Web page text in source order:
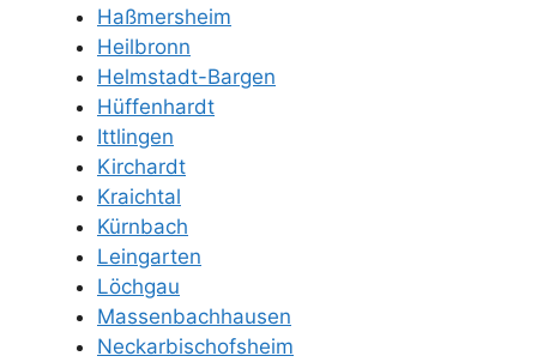
Haßmersheim
Heilbronn
Helmstadt-Bargen
Hüffenhardt
Ittlingen
Kirchardt
Kraichtal
Kürnbach
Leingarten
Löchgau
Massenbachhausen
Neckarbischofsheim